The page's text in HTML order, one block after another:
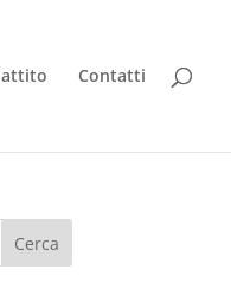
Contatti